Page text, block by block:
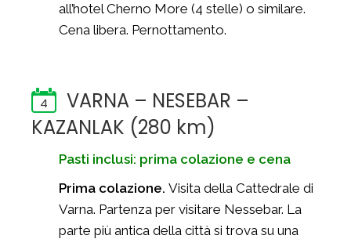
all’hotel Cherno More (4 stelle) o similare.
Cena libera. Pernottamento.
4
VARNA – NESEBAR –
KAZANLAK (280 km)
Pasti inclusi: prima colazione e cena
Prima colazione. Visita della Cattedrale di
Varna. Partenza per visitare Nessebar. La
parte più antica della città si trova su una